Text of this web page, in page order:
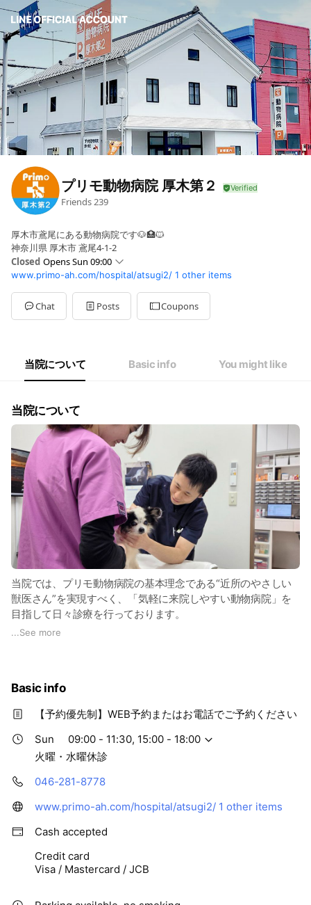
プリモ動物病院 厚木第２
Friends239
厚木市鳶尾にある動物病院です🐶🏥🐱
神奈川県 厚木市 鳶尾4-1-2
Closed Opens Sun 09:00
Sun09:00 - 11:30,15:00 - 18:00
Mon09:00 - 11:30,15:00 - 18:00
TueClosed
WedClosed
09:00 - 11:30,15:00 - 18:00
火曜・水曜休診
www.primo-ah.com/hospital/atsugi2/ 1 other items
Chat Posts Coupons
当院について Basic info You might like
当院について
当院では、プリモ動物病院の基本理念である“近所のやさしい
獣医さん”を実現すべく、「気軽に来院しやすい動物病院」を
目指して日々診療を行っております。
体調を崩してから受診するのではなく、『病気にならないこ
て、どのようなことでも構いませんので、ご心配やお困りごと
がございましたらぜひ一度相談にいらしてください。
...See more
Basic info
【予約優先制】WEB予約またはお電話でご予約ください
Sun
09:00 - 11:30, 15:00 - 18:00
火曜・水曜休診
046-281-8778
www.primo-ah.com/hospital/atsugi2/ 1 other items
Cash accepted
Credit card
Visa / Mastercard / JCB